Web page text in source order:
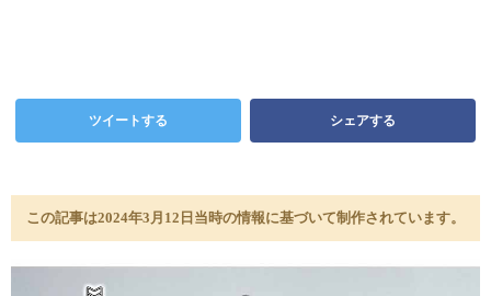
ツイートする シェアする
この記事は2024年3月12日当時の情報に基づいて制作されています。